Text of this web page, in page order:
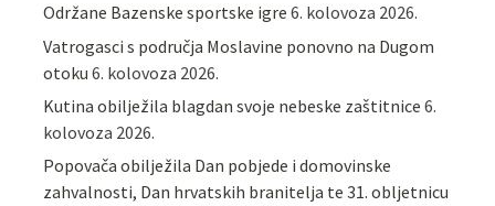
Održane Bazenske sportske igre 6. kolovoza 2026.
Vatrogasci s područja Moslavine ponovno na Dugom
otoku 6. kolovoza 2026.
Kutina obilježila blagdan svoje nebeske zaštitnice 6.
kolovoza 2026.
Popovača obilježila Dan pobjede i domovinske
zahvalnosti, Dan hrvatskih branitelja te 31. obljetnicu